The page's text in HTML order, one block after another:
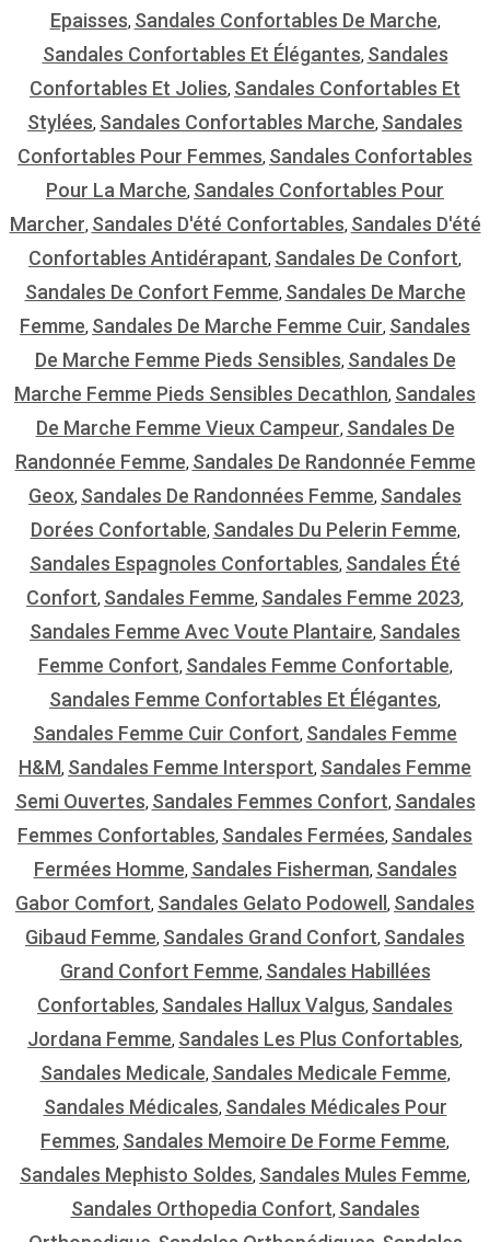
Epaisses, Sandales Confortables De Marche,
Sandales Confortables Et Élégantes, Sandales
Confortables Et Jolies, Sandales Confortables Et
Stylées, Sandales Confortables Marche, Sandales
Confortables Pour Femmes, Sandales Confortables
Pour La Marche, Sandales Confortables Pour
Marcher, Sandales D'été Confortables, Sandales D'été
Confortables Antidérapant, Sandales De Confort,
Sandales De Confort Femme, Sandales De Marche
Femme, Sandales De Marche Femme Cuir, Sandales
De Marche Femme Pieds Sensibles, Sandales De
Marche Femme Pieds Sensibles Decathlon, Sandales
De Marche Femme Vieux Campeur, Sandales De
Randonnée Femme, Sandales De Randonnée Femme
Geox, Sandales De Randonnées Femme, Sandales
Dorées Confortable, Sandales Du Pelerin Femme,
Sandales Espagnoles Confortables, Sandales Été
Confort, Sandales Femme, Sandales Femme 2023,
Sandales Femme Avec Voute Plantaire, Sandales
Femme Confort, Sandales Femme Confortable,
Sandales Femme Confortables Et Élégantes,
Sandales Femme Cuir Confort, Sandales Femme
H&m, Sandales Femme Intersport, Sandales Femme
Semi Ouvertes, Sandales Femmes Confort, Sandales
Femmes Confortables, Sandales Fermées, Sandales
Fermées Homme, Sandales Fisherman, Sandales
Gabor Comfort, Sandales Gelato Podowell , Sandales
Gibaud Femme, Sandales Grand Confort, Sandales
Grand Confort Femme, Sandales Habillées
Confortables, Sandales Hallux Valgus, Sandales
Jordana Femme, Sandales Les Plus Confortables,
Sandales Medicale, Sandales Medicale Femme,
Sandales Médicales, Sandales Médicales Pour
Femmes, Sandales Memoire De Forme Femme,
Sandales Mephisto Soldes, Sandales Mules Femme,
Sandales Orthopedia Confort, Sandales